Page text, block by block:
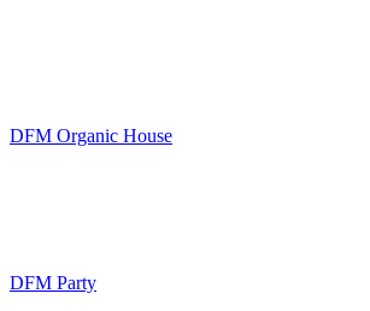
DFM Organic House
DFM Party